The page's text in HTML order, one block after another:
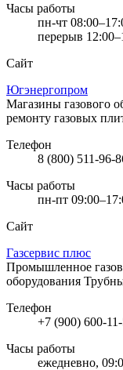
Часы работы
пн-чт
перерыв
Сайт
Югэнергопром
Магазины газового
ремонту газовых
Телефон
8 (800) 511-96-
Часы работы
пн-пт
Сайт
Газсервис плюс
Промышленное
оборудования
Телефон
+7 (900) 600-
Часы работы
ежедневно,